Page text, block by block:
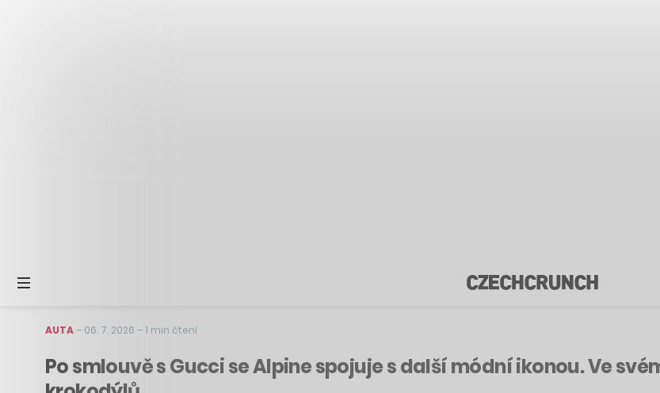
AUTA– 06. 7. 2026 –1 min čtení
Po smlouvě s Gucci se Alpine spojuje s další módní ikonou. Ve